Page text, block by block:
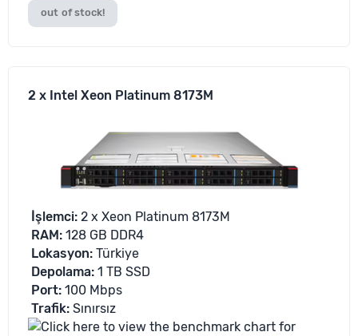
out of stock!
2 x Intel Xeon Platinum 8173M
İşlemci: 2 x Xeon Platinum 8173M
RAM: 128 GB DDR4
Lokasyon: Türkiye
Depolama: 1 TB SSD
Port: 100 Mbps
Trafik: Sınırsız